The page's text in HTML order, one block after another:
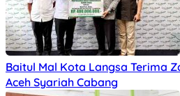
Baitul Mal Kota Langsa Terima
Aceh Syariah Cabang